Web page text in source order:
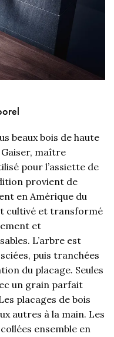
beaux bois de haute
maître
pour l’assiette de
provient de
en Amérique du
cultivé et transformé
et
L’arbre est
puis tranchées
du placage. Seules
un grain parfait
placages de bois
autres à la main. Les
ensemble en